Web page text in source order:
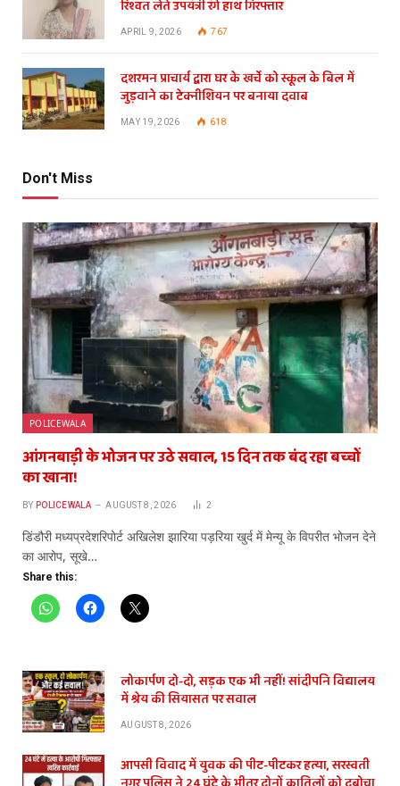
रिश्वत लेते उपयंत्री रंगे हाथ गिरफ्तार
APRIL 9, 2026 767
दशरमन प्राचार्य द्वारा घर के खर्चे को स्कूल के बिल में
जुड़वाने का टेक्नीशियन पर बनाया दवाब
MAY 19, 2026 618
Don't Miss
POLICEWALA
आंगनबाड़ी के भोजन पर उठे सवाल, 15 दिन तक बंद रहा बच्चों
का खाना!
BY POLICEWALA AUGUST 8, 2026 2
डिंडौरी मध्यप्रदेशरिपोर्ट अखिलेश झारिया पड़रिया खुर्द में मेन्यू के विपरीत भोजन देने
का आरोप, सूखे…
Share this:
लोकार्पण दो-दो, सड़क एक भी नहीं! सांदीपनि विद्यालय
में श्रेय की सियासत पर सवाल
AUGUST 8, 2026
आपसी विवाद में युवक की पीट-पीटकर हत्या, सरस्वती